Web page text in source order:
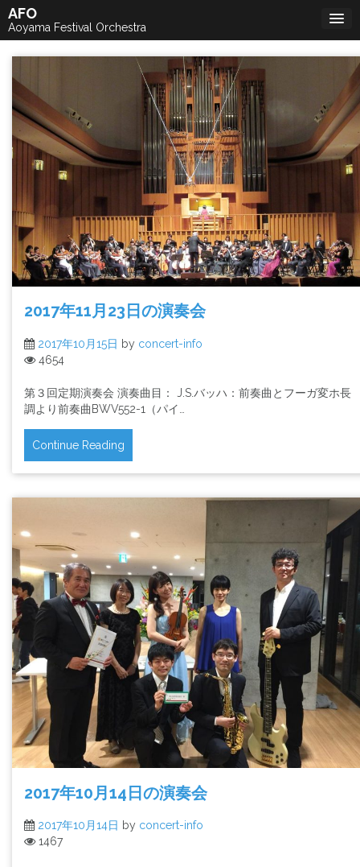
Skip
content
AFO
Aoyama Festival Orchestra
2017年11月23日の演奏会
2017年10月15日 by concert-info
4654
第３回定期演奏会 演奏曲目： J.S.バッハ：前奏曲とフーガ変ホ長
調より前奏曲BWV552-1（パイ…
Continue Reading
2017年10月14日の演奏会
2017年10月14日 by concert-info
1467